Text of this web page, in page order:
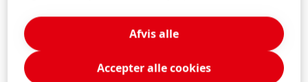
Afvis alle
Accepter alle cookies